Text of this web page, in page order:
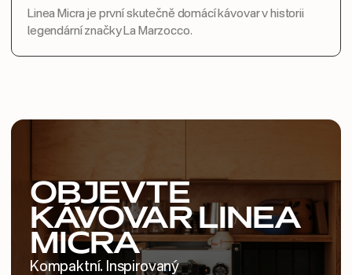
Linea Micra je první skutečně domácí kávovar v historii
legendární značky La Marzocco.
OBJEVTE
KÁVOVAR LINEA
MICRA
Kompaktní. Inspirovaný